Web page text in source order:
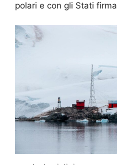
polari e con gli Stati